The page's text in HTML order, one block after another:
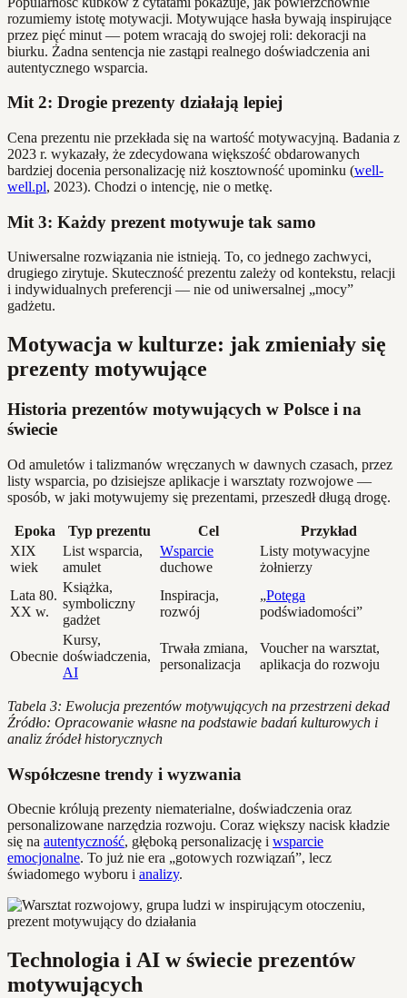
rozumiemy istotę motywacji. Motywujące hasła bywają inspirujące
przez pięć minut — potem wracają do swojej roli: dekoracji na
biurku. Żadna sentencja nie zastąpi realnego doświadczenia ani
autentycznego wsparcia.
Mit 2: Drogie prezenty działają lepiej
Cena prezentu nie przekłada się na wartość motywacyjną. Badania z
2023 r. wykazały, że zdecydowana większość obdarowanych
bardziej docenia personalizację niż kosztowność upominku (well-
well.pl, 2023). Chodzi o intencję, nie o metkę.
Mit 3: Każdy prezent motywuje tak samo
Uniwersalne rozwiązania nie istnieją. To, co jednego zachwyci,
drugiego zirytuje. Skuteczność prezentu zależy od kontekstu, relacji
i indywidualnych preferencji — nie od uniwersalnej „mocy”
gadżetu.
Motywacja w kulturze: jak zmieniały się
prezenty motywujące
Historia prezentów motywujących w Polsce i na
świecie
Od amuletów i talizmanów wręczanych w dawnych czasach, przez
listy wsparcia, po dzisiejsze aplikacje i warsztaty rozwojowe —
sposób, w jaki motywujemy się prezentami, przeszedł długą drogę.
Epoka Typ prezentu Cel
Przykład
XIX
wiek
List wsparcia,
amulet
Wsparcie
duchowe
Listy motywacyjne
żołnierzy
Lata 80.
XX w.
Książka,
symboliczny
gadżet
Inspiracja,
rozwój
„Potęga
podświadomości”
Obecnie
Kursy,
doświadczenia,
AI
Trwała zmiana,
personalizacja
Voucher na warsztat,
aplikacja do rozwoju
Tabela 3: Ewolucja prezentów motywujących na przestrzeni dekad
Źródło: Opracowanie własne na podstawie badań kulturowych i
analiz źródeł historycznych
Współczesne trendy i wyzwania
Obecnie królują prezenty niematerialne, doświadczenia oraz
personalizowane narzędzia rozwoju. Coraz większy nacisk kładzie
się na autentyczność, głęboką personalizację i wsparcie
emocjonalne. To już nie era „gotowych rozwiązań”, lecz
świadomego wyboru i analizy.
Technologia i AI w świecie prezentów
motywujących